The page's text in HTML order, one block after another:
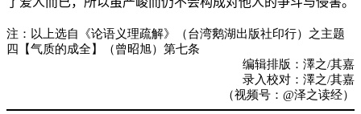
注：以上选自《论语义理疏解》（台湾鹅湖出版社印行）之主题
四【气质的成全】（曾昭旭）第七条
编辑排版：澤之/其嘉
录入校对：澤之/其嘉
（视频号：@泽之读经）